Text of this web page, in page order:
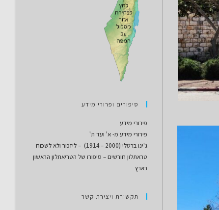
סיפורים ופרורי מידע
פירורי מידע
פירורי מידע מ- א' ועד ת'
ג'ינו ברטלי (2000 – 1914) – ליזכור ולא לשכוח
טראתלון חורשים – סיפורו של הטריאתלון הראשון
בארץ
תקשורת ויצירת קשר